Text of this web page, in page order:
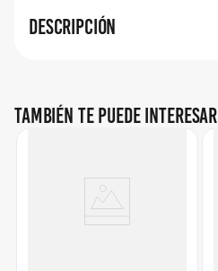
Descripción
También te puede interesar